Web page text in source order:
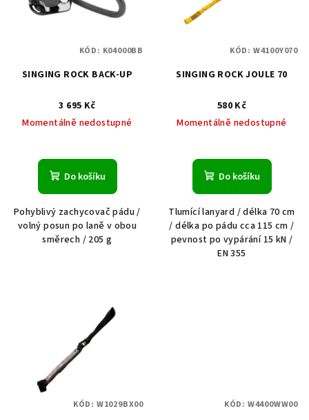
SINGING ROCK BACK-UP
3 695 Kč
Momentálně nedostupné
Do košíku
Pohyblivý zachycovač pádu /
volný posun po laně v obou
směrech / 205 g
KÓD: K04000BB
SINGING ROCK JOULE 70
580 Kč
Momentálně nedostupné
Do košíku
Tlumící lanyard / délka 70 cm
/ délka po pádu cca 115 cm /
pevnost po vypárání 15 kN /
EN 355
KÓD: W4100Y070
KÓD: W1029BX00 KÓD: W4400WW00